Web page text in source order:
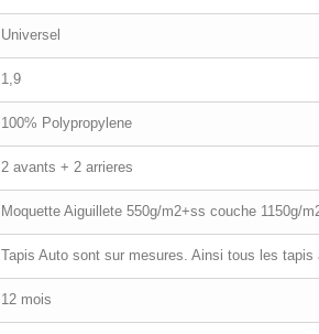
Universel
1,9
100% Polypropylene
2 avants + 2 arrieres
Moquette Aiguillete 550g/m2+ss couche 1150g/
Tapis Auto sont sur mesures. Ainsi tous les
12 mois